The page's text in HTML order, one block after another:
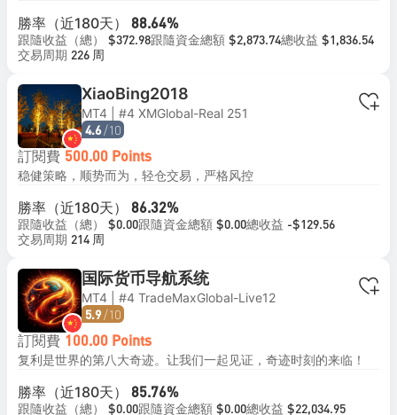
勝率（近180天） 88.64%
跟隨收益（總） $372.98跟隨資金總額 $2,873.74總收益 $1,836.54
交易周期 226 周
XiaoBing2018
MT4 | #4 XMGlobal-Real 251
4.6 /10
訂閱費 500.00 Points
稳健策略，顺势而为，轻仓交易，严格风控
勝率（近180天） 86.32%
跟隨收益（總） $0.00跟隨資金總額 $0.00總收益 -$129.56
交易周期 214 周
国际货币导航系统
MT4 | #4 TradeMaxGlobal-Live12
5.9 /10
訂閱費 100.00 Points
复利是世界的第八大奇迹。让我们一起见证，奇迹时刻的来临！
勝率（近180天） 85.76%
跟隨收益（總） $0.00跟隨資金總額 $0.00總收益 $22,034.95